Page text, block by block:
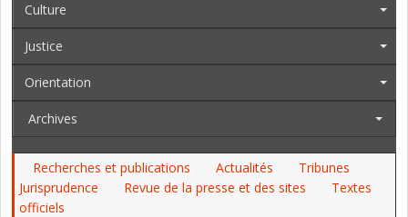
Culture
Justice
Orientation
Archives
Recherches et publications Actualités
Tribunes
Jurisprudence
Revue de la presse et des sites
Textes
officiels